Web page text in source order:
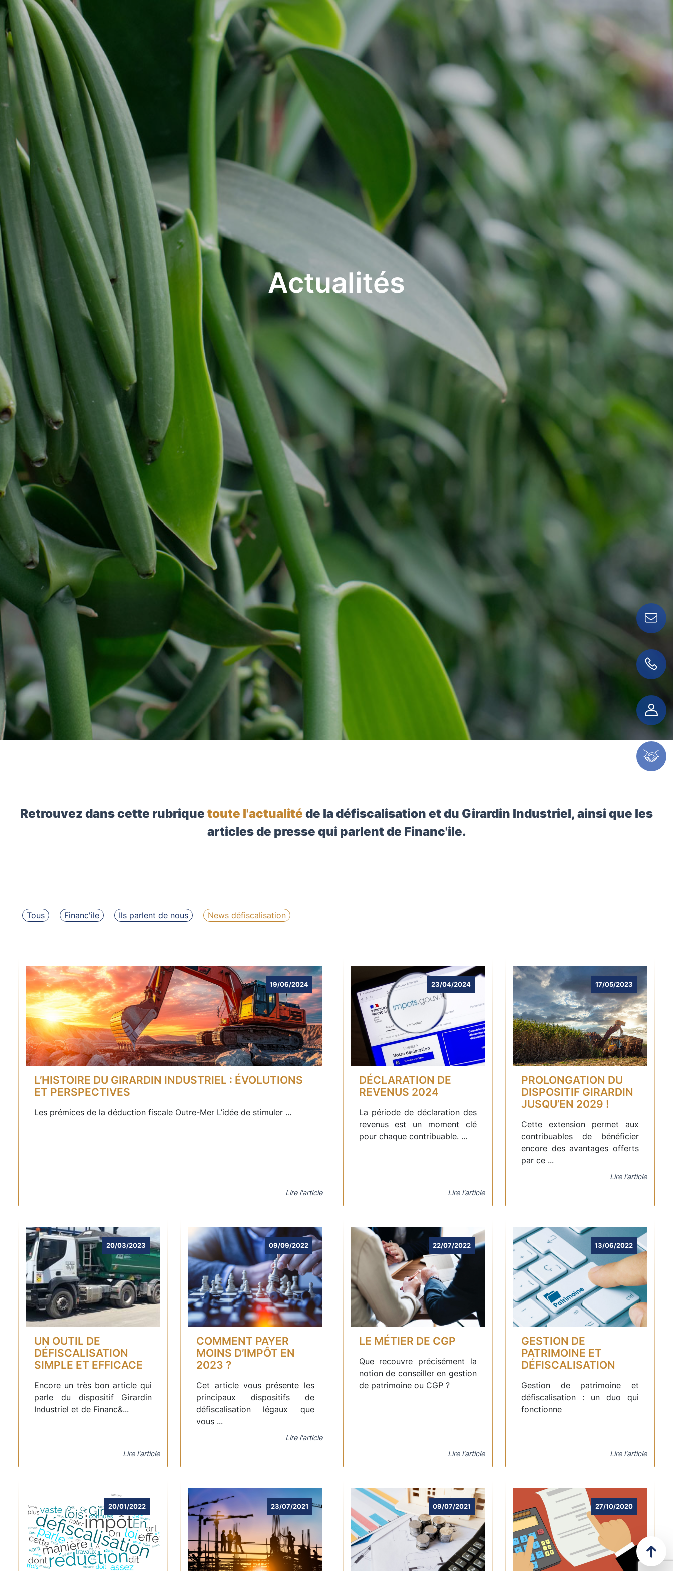
Contactez-nous !
01 56 68 35 00
Espace client
Espace partenaire
Actualités
Retrouvez dans cette rubrique toute l'actualité de la défiscalisation et du Girardin Industriel, ainsi que les
articles de presse qui parlent de Financ'ile.
Tous Financ'ile Ils parlent de nous News défiscalisation
19/06/2024
L’HISTOIRE DU GIRARDIN INDUSTRIEL : ÉVOLUTIONS
ET PERSPECTIVES
Les prémices de la déduction fiscale Outre-Mer L’idée de stimuler ...
Lire l'article
23/04/2024
DÉCLARATION DE
REVENUS 2024
La période de déclaration des
revenus est un moment clé
pour chaque contribuable. ...
Lire l'article
17/05/2023
PROLONGATION DU
DISPOSITIF GIRARDIN
JUSQU’EN 2029 !
Cette extension permet aux
contribuables de bénéficier
encore des avantages offerts
par ce ...
Lire l'article
20/03/2023
UN OUTIL DE
DÉFISCALISATION
SIMPLE ET EFFICACE
Encore un très bon article qui
parle du dispositif Girardin
Industriel et de Financ&...
Lire l'article
09/09/2022
COMMENT PAYER
MOINS D’IMPÔT EN
2023 ?
Cet article vous présente les
principaux dispositifs de
défiscalisation légaux que
vous ...
Lire l'article
22/07/2022
LE MÉTIER DE CGP
Que recouvre précisément la
notion de conseiller en gestion
de patrimoine ou CGP ?
Lire l'article
13/06/2022
GESTION DE
PATRIMOINE ET
DÉFISCALISATION
Gestion de patrimoine et
défiscalisation : un duo qui
fonctionne
Lire l'article
20/01/2022 23/07/2021 09/07/2021 27/10/2020